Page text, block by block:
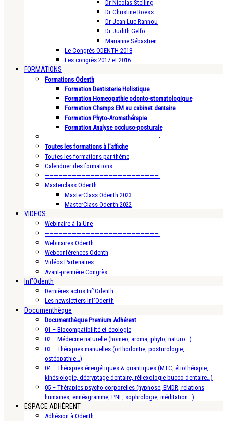
Dr Nicolas Stelling
Dr Christine Roess
Dr Jean-Luc Rannou
Dr Judith Gelfo
Marianne Sébastien
Le Congrès ODENTH 2018
Les congrès 2017 et 2016
FORMATIONS
Formations Odenth
Formation Dentisterie Holistique
Formation Homeopathie odonto-stomatologique
Formation Champs EM au cabinet dentaire
Formation Phyto-Aromathérapie
Formation Analyse occluso-posturale
—————————————————————————-
Toutes les formations à l’affiche
Toutes les formations par thème
Calendrier des formations
—————————————————————————-
Masterclass Odenth
MasterClass Odenth 2023
MasterClass Odenth 2022
VIDEOS
Webinaire à la Une
—————————————————————————-
Webinaires Odenth
Webconférences Odenth
Vidéos Partenaires
Avant-première Congrès
Inf’Odenth
Dernières actus Inf’Odenth
Les newsletters Inf’Odenth
Documenthèque
Documenthèque Premium Adhérent
01 – Biocompatibilité et écologie
02 – Médecine naturelle (homeo, aroma, phyto, naturo…)
03 – Thérapies manuelles (orthodontie, posturologie,
ostéopathie…)
04 – Thérapies énergétiques & quantiques (MTC, étiothérapie,
kinésiologie, décryptage dentaire, réflexologie bucco-dentaire…)
05 – Thérapies psycho-corporelles (hypnose, EMDR, relations
humaines, ennéagramme, PNL, sophrologie, méditation…)
ESPACE ADHÉRENT
Adhésion à Odenth